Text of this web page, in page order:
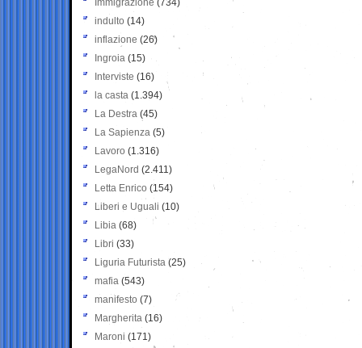
Immigrazione (734)
indulto (14)
inflazione (26)
Ingroia (15)
Interviste (16)
la casta (1.394)
La Destra (45)
La Sapienza (5)
Lavoro (1.316)
LegaNord (2.411)
Letta Enrico (154)
Liberi e Uguali (10)
Libia (68)
Libri (33)
Liguria Futurista (25)
mafia (543)
manifesto (7)
Margherita (16)
Maroni (171)